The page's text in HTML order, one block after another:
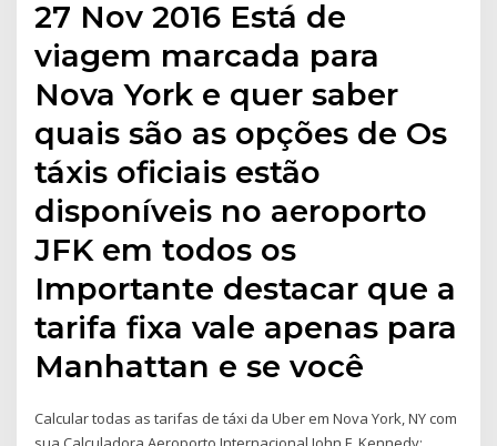
27 Nov 2016 Está de
viagem marcada para
Nova York e quer saber
quais são as opções de Os
táxis oficiais estão
disponíveis no aeroporto
JFK em todos os
Importante destacar que a
tarifa fixa vale apenas para
Manhattan e se você
Calcular todas as tarifas de táxi da Uber em Nova York, NY com